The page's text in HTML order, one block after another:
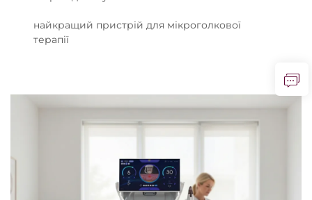
найкращий пристрій для мікроголкової
терапії